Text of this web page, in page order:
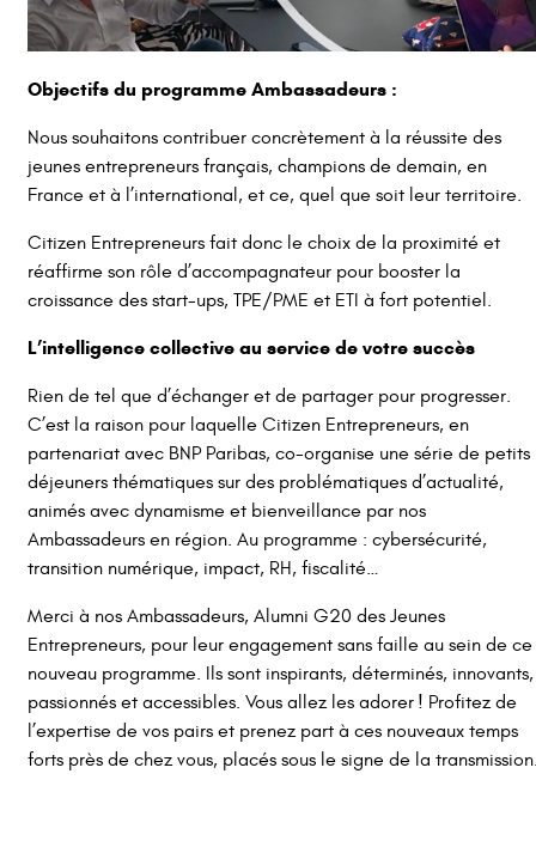
Objectifs du programme Ambassadeurs :
Nous souhaitons contribuer concrètement à la réussite des
jeunes entrepreneurs français, champions de demain, en
France et à l’international, et ce, quel que soit leur territoire.
Citizen Entrepreneurs fait donc le choix de la proximité et
réaffirme son rôle d’accompagnateur pour booster la
croissance des start-ups, TPE/PME et ETI à fort potentiel.
L’intelligence collective au service de votre succès
Rien de tel que d’échanger et de partager pour progresser.
C’est la raison pour laquelle Citizen Entrepreneurs, en
partenariat avec BNP Paribas, co-organise une série de petits
déjeuners thématiques sur des problématiques d’actualité,
animés avec dynamisme et bienveillance par nos
Ambassadeurs en région. Au programme : cybersécurité,
transition numérique, impact, RH, fiscalité…
Merci à nos Ambassadeurs, Alumni G20 des Jeunes
Entrepreneurs, pour leur engagement sans faille au sein de ce
nouveau programme. Ils sont inspirants, déterminés, innovants,
passionnés et accessibles. Vous allez les adorer ! Profitez de
l’expertise de vos pairs et prenez part à ces nouveaux temps
forts près de chez vous, placés sous le signe de la